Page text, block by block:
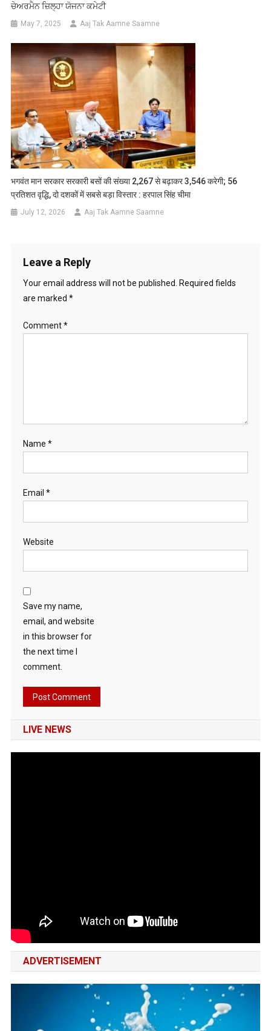
ਚੇਅਰਮੈਨ ਜ਼ਿਲ੍ਹਾ ਯੋਜਨਾ ਕਮੇਟੀ
May 7, 2025 Aaj Tak Aamne Saamne
भगवंत मान सरकार सरकारी बसों की संख्या 2,267 से बढ़ाकर 3,546 करेगी; 56
प्रतिशत वृद्धि, दो दशकों में सबसे बड़ा विस्तार : हरपाल सिंह चीमा
July 12, 2026 Aaj Tak Aamne Saamne
Leave a Reply
Your email address will not be published. Required fields
are marked *
Comment*
Name *
Email *
Website
Save my name,
email, and website
in this browser for
the next time I
comment.
LIVE NEWS
ADVERTISEMENT